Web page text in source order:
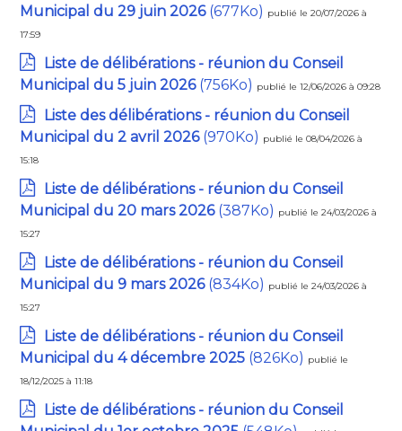
Municipal du 29 juin 2026(677Ko) publié le 20/07/2026 à
17:59
Liste de délibérations - réunion du Conseil
Municipal du 5 juin 2026(756Ko) publié le 12/06/2026 à 09:28
Liste des délibérations - réunion du Conseil
Municipal du 2 avril 2026(970Ko) publié le 08/04/2026 à
15:18
Liste de délibérations - réunion du Conseil
Municipal du 20 mars 2026(387Ko) publié le 24/03/2026 à
15:27
Liste de délibérations - réunion du Conseil
Municipal du 9 mars 2026(834Ko) publié le 24/03/2026 à
15:27
Liste de délibérations - réunion du Conseil
Municipal du 4 décembre 2025 (826Ko) publié le
18/12/2025 à 11:18
Liste de délibérations - réunion du Conseil